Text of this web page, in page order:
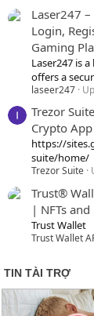
Laser247
Login,
Gaming
Laser247 is
offers a
laseer247
Trezor
Crypto
https://
suite/home/
Trezor Suite
Trust®
| NFTs and
Trust Wallet
Trust Wallet